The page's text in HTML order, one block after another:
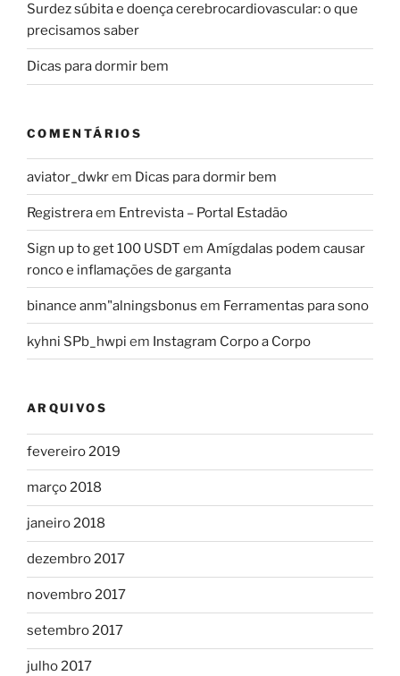
Surdez súbita e doença cerebrocardiovascular: o que
precisamos saber
Dicas para dormir bem
COMENTÁRIOS
aviator_dwkrem Dicas para dormir bem
Registreraem Entrevista – Portal Estadão
Sign up to get 100 USDT em Amígdalas podem causar
ronco e inflamações de garganta
binance anm"alningsbonus em Ferramentas para sono
kyhni SPb_hwpi em Instagram Corpo a Corpo
ARQUIVOS
fevereiro 2019
março 2018
janeiro 2018
dezembro 2017
novembro 2017
setembro 2017
julho 2017